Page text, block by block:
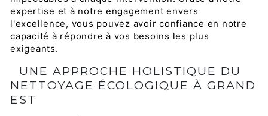
expertise et à notre engagement envers
l'excellence, vous pouvez avoir confiance en notre
capacité à répondre à vos besoins les plus
exigeants.
UNE APPROCHE HOLISTIQUE DU
NETTOYAGE ÉCOLOGIQUE À GRAND
EST